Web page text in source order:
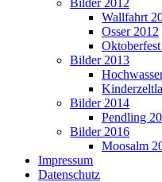
Bilder 2012
Wallfahrt
Osser 2012
Bilder 2013
Bilder 2014
Pendling
Bilder 2016
Moosalm
Impressum
Datenschutz